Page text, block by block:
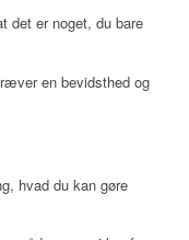
det er noget, du bare
en bevidsthed og
hvad du kan gøre